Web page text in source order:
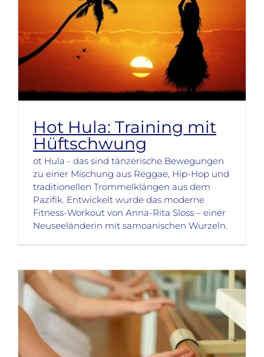
Hot Hula: Training mit
Hüftschwung
ot Hula - das sind tänzerische Bewegungen
zu einer Mischung aus Reggae, Hip-Hop und
traditionellen Trommelklängen aus dem
Pazifik. Entwickelt wurde das moderne
Fitness-Workout von Anna-Rita Sloss – einer
Neuseeländerin mit samoanischen Wurzeln.